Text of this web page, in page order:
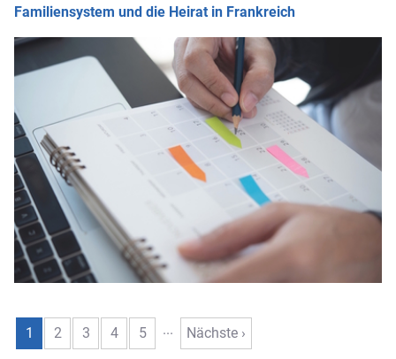
Familiensystem und die Heirat in Frankreich
1 2 3 4 5 ... Nächste ›